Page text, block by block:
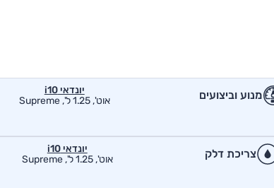
מנוע וביצועים
יונדאי i10
אוט', 1.25 ל', Supreme
צריכת דלק
יונדאי i10
אוט', 1.25 ל', Supreme